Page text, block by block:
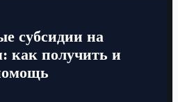
субсидии на
как получить и